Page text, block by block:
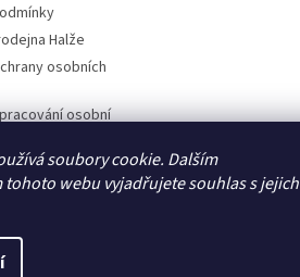
soubory cookie. Dalším
webu vyjadřujete souhlas s jejich
Halže
osobních
osobní